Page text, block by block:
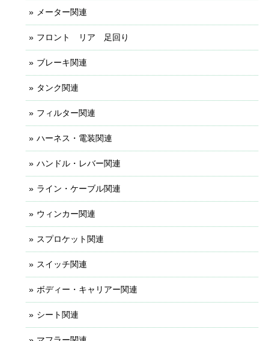
メーター関連
フロント リア 足回り
ブレーキ関連
タンク関連
フィルター関連
ハーネス・電装関連
ハンドル・レバー関連
ライン・ケーブル関連
ウィンカー関連
スプロケット関連
スイッチ関連
ボディー・キャリアー関連
シート関連